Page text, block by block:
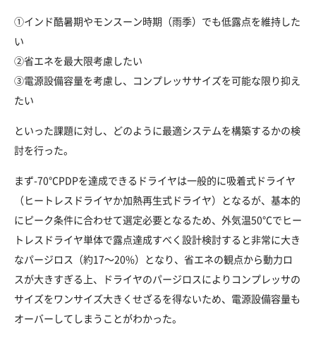
①インド酷暑期やモンスーン時期（雨季）でも低露点を維持した
い
②省エネを最大限考慮したい
③電源設備容量を考慮し、コンプレッササイズを可能な限り抑え
たい
といった課題に対し、どのように最適システムを構築するかの検
討を行った。
まず-70℃PDPを達成できるドライヤは一般的に吸着式ドライヤ
（ヒートレスドライヤか加熱再生式ドライヤ）となるが、基本的
にピーク条件に合わせて選定必要となるため、外気温50℃でヒー
トレスドライヤ単体で露点達成すべく設計検討すると非常に大き
なパージロス（約17～20%）となり、省エネの観点から動力ロ
スが大きすぎる上、ドライヤのパージロスによりコンプレッサの
サイズをワンサイズ大きくせざるを得ないため、電源設備容量も
オーバーしてしまうことがわかった。